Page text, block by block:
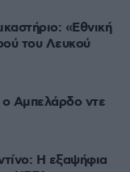
«Εθνική
του Λευκού
Αμπελάρδο ντε
Η εξαψήφια